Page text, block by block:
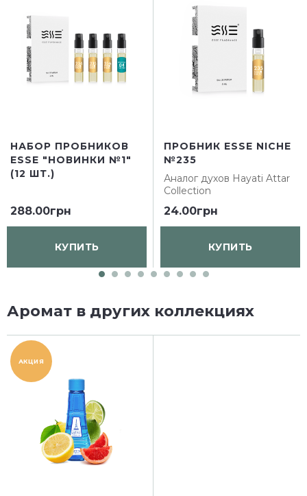
НАБОР ПРОБНИКОВ
ESSE "НОВИНКИ №1"
(12 ШТ.)
288.00грн
КУПИТЬ
ПРОБНИК ESSE NICHE
№235
Аналог духов Hayati Attar
Collection
24.00грн
КУПИТЬ
Аромат в других коллекциях
АКЦИЯ